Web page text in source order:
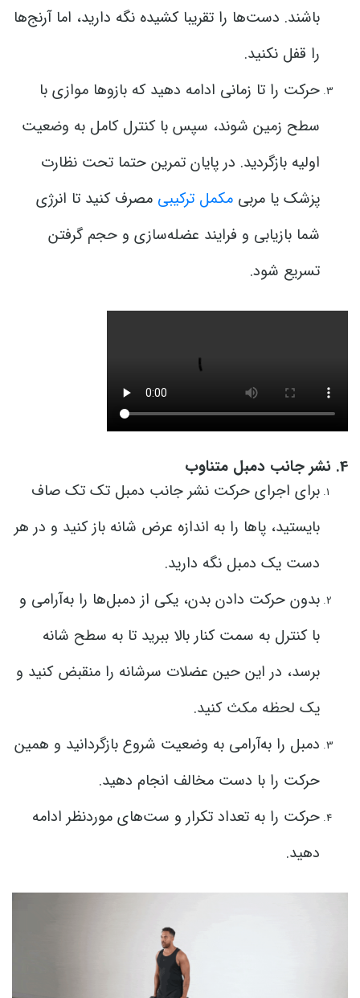
باشند. دست‌ها را تقریبا کشیده نگه دارید، اما آرنج‌ها
را قفل نکنید.
حرکت را تا زمانی ادامه دهید که بازوها موازی با
سطح زمین شوند، سپس با کنترل کامل به وضعیت
اولیه بازگردید. در پایان تمرین حتما تحت نظارت
پزشک یا مربی مکمل ترکیبی مصرف کنید تا انرژی
شما بازیابی و فرایند عضله‌سازی و حجم گرفتن
تسریع شود.
4. نشر جانب دمبل متناوب
برای اجرای حرکت نشر جانب دمبل تک تک صاف
بایستید، پاها را به اندازه عرض شانه باز کنید و در هر
دست یک دمبل نگه دارید.
بدون حرکت دادن بدن، یکی از دمبل‌ها را به‌آرامی و
با کنترل به سمت کنار بالا ببرید تا به سطح شانه
برسد، در این حین عضلات سرشانه را منقبض کنید و
یک لحظه مکث کنید.
دمبل را به‌آرامی به وضعیت شروع بازگردانید و همین
حرکت را با دست مخالف انجام دهید.
حرکت را به تعداد تکرار و ست‌های موردنظر ادامه
دهید.